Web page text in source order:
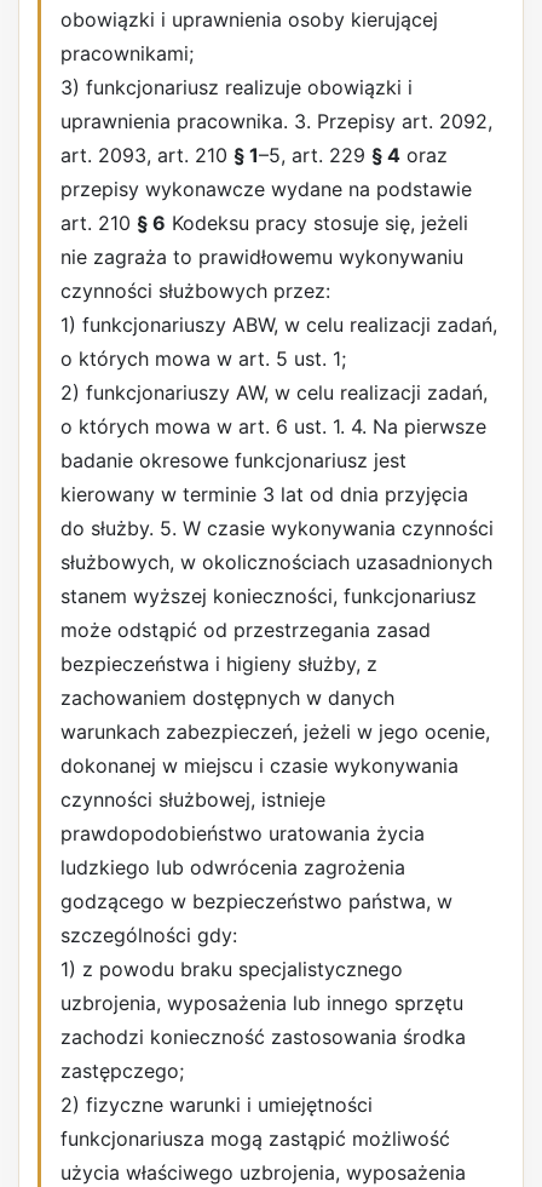
obowiązki i uprawnienia osoby kierującej
pracownikami;
3) funkcjonariusz realizuje obowiązki i
uprawnienia pracownika. 3. Przepisy art. 2092,
art. 2093, art. 210 § 1–5, art. 229 § 4 oraz
przepisy wykonawcze wydane na podstawie
art. 210 § 6 Kodeksu pracy stosuje się, jeżeli
nie zagraża to prawidłowemu wykonywaniu
czynności służbowych przez:
1) funkcjonariuszy ABW, w celu realizacji zadań,
o których mowa w art. 5 ust. 1;
2) funkcjonariuszy AW, w celu realizacji zadań,
o których mowa w art. 6 ust. 1. 4. Na pierwsze
badanie okresowe funkcjonariusz jest
kierowany w terminie 3 lat od dnia przyjęcia
do służby. 5. W czasie wykonywania czynności
służbowych, w okolicznościach uzasadnionych
stanem wyższej konieczności, funkcjonariusz
może odstąpić od przestrzegania zasad
bezpieczeństwa i higieny służby, z
zachowaniem dostępnych w danych
warunkach zabezpieczeń, jeżeli w jego ocenie,
dokonanej w miejscu i czasie wykonywania
czynności służbowej, istnieje
prawdopodobieństwo uratowania życia
ludzkiego lub odwrócenia zagrożenia
godzącego w bezpieczeństwo państwa, w
szczególności gdy:
1) z powodu braku specjalistycznego
uzbrojenia, wyposażenia lub innego sprzętu
zachodzi konieczność zastosowania środka
zastępczego;
2) fizyczne warunki i umiejętności
funkcjonariusza mogą zastąpić możliwość
użycia właściwego uzbrojenia, wyposażenia